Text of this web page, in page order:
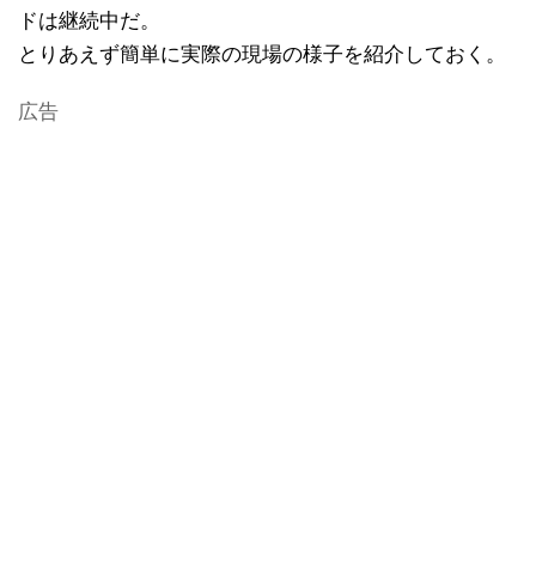
ドは継続中だ。
とりあえず簡単に実際の現場の様子を紹介しておく。
広告